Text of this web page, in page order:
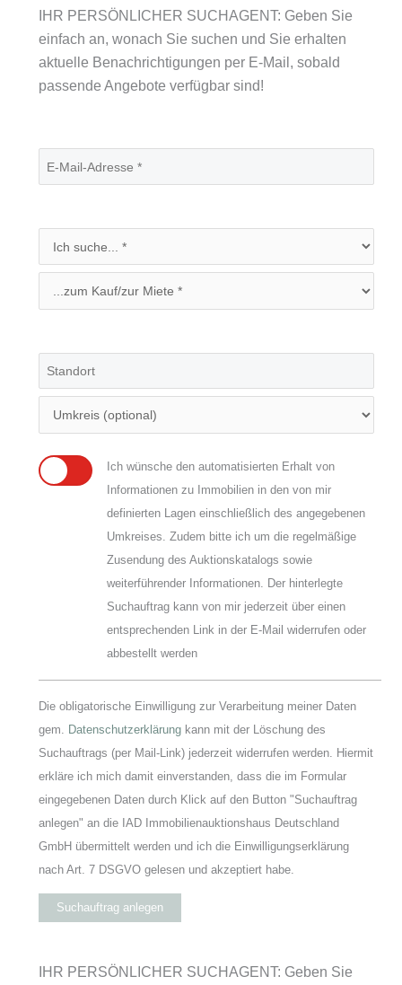
IHR PERSÖNLICHER SUCHAGENT: Geben Sie
einfach an, wonach Sie suchen und Sie erhalten
aktuelle Benachrichtigungen per E-Mail, sobald
passende Angebote verfügbar sind!
Ich wünsche den automatisierten Erhalt von
Informationen zu Immobilien in den von mir
definierten Lagen einschließlich des angegebenen
Umkreises. Zudem bitte ich um die regelmäßige
Zusendung des Auktionskatalogs sowie
weiterführender Informationen. Der hinterlegte
Suchauftrag kann von mir jederzeit über einen
entsprechenden Link in der E-Mail widerrufen oder
abbestellt werden
Die obligatorische Einwilligung zur Verarbeitung meiner Daten
gem.
Datenschutzerklärung kann mit der Löschung des
Suchauftrags (per Mail-Link) jederzeit widerrufen werden. Hiermit
erkläre ich mich damit einverstanden, dass die im Formular
eingegebenen Daten durch Klick auf den Button "Suchauftrag
anlegen" an die IAD Immobilienauktionshaus Deutschland
GmbH übermittelt werden und ich die Einwilligungserklärung
nach Art. 7 DSGVO gelesen und akzeptiert habe.
Suchauftrag anlegen
IHR PERSÖNLICHER SUCHAGENT: Geben Sie